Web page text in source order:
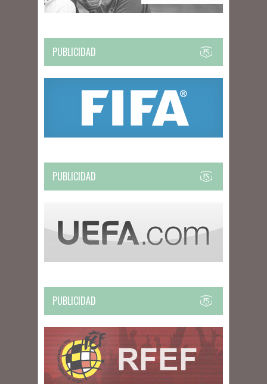
PUBLICIDAD
PUBLICIDAD
PUBLICIDAD